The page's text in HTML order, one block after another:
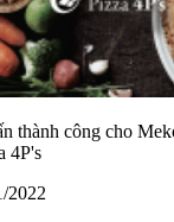
thành công cho
4P's
2022